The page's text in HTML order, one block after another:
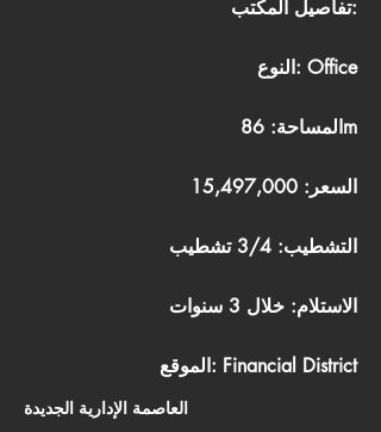
تفاصيل المكتب:
النوع: Office
المساحة: 86m
السعر: 15,497,000
التشطيب: 3/4 تشطيب
الاستلام: خلال 3 سنوات
الموقع: Financial District
العاصمة الإدارية الجديدة